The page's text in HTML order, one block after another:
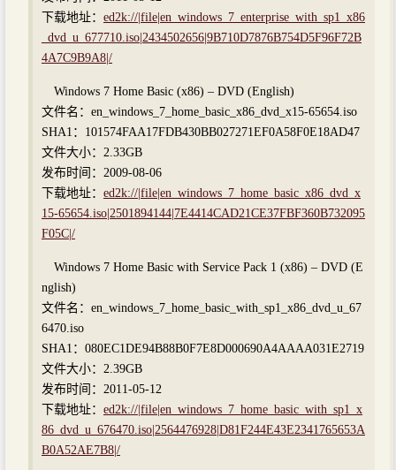
下载地址： ed2k://|file|en_windows_7_enterprise_with_sp1_x86
_dvd_u_677710.iso|2434502656|9B710D7876B754D5F96F72B
4A7C9B9A8|/
Windows 7 Home Basic (x86) – DVD (English)
文件名：en_windows_7_home_basic_x86_dvd_x15-65654.iso
SHA1：101574FAA17FDB430BB027271EF0A58F0E18AD47
文件大小：2.33GB
发布时间：2009-08-06
下载地址： ed2k://|file|en_windows_7_home_basic_x86_dvd_x
15-65654.iso|2501894144|7E4414CAD21CE37FBF360B732095
F05C|/
Windows 7 Home Basic with Service Pack 1 (x86) – DVD (E
nglish)
文件名：en_windows_7_home_basic_with_sp1_x86_dvd_u_67
6470.iso
SHA1：080EC1DE94B88B0F7E8D000690A4AAAA031E2719
文件大小：2.39GB
发布时间：2011-05-12
下载地址： ed2k://|file|en_windows_7_home_basic_with_sp1_x
86_dvd_u_676470.iso|2564476928|D81F244E43E2341765653A
B0A52AE7B8|/